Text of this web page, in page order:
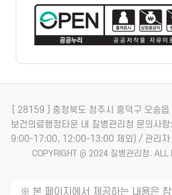
[ 28159 ] 충청북도 청주시 흥덕구 오송
보건의료행정타운 내 질병관리청 문의사
9:00-17:00, 12:00-13:00 제외) / 관리자
COPYRIGHT @ 2024 질병관리청. ALL
※ 본 페이지에서 제공하는 내용은